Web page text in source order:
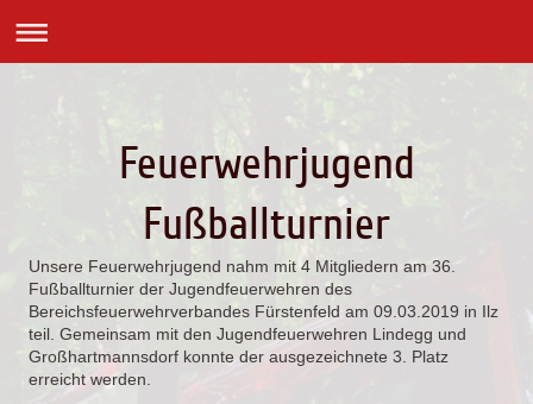
Feuerwehrjugend
Fußballturnier
Unsere Feuerwehrjugend nahm mit 4 Mitgliedern am 36.
Fußballturnier der Jugendfeuerwehren des
Bereichsfeuerwehrverbandes Fürstenfeld am 09.03.2019 in Ilz
teil. Gemeinsam mit den Jugendfeuerwehren Lindegg und
Großhartmannsdorf konnte der ausgezeichnete 3. Platz
erreicht werden.